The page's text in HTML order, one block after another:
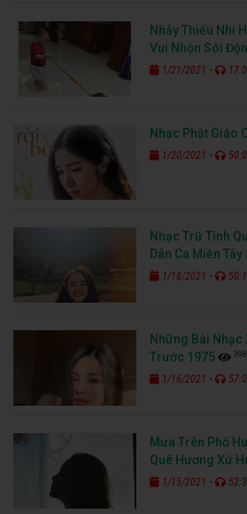
Nhảy Thiếu Nhi
Vui Nhộn Sôi
1/21/2021 -
Nhạc Phật Giáo
1/20/2021 -
Nhạc Trữ Tình
Dân Ca Miền Tây
1/18/2021 -
Những Bài Nhạc
Trước 1975
1/16/2021 -
Mưa Trên Phố
Quê Hương Xứ
1/15/2021 -